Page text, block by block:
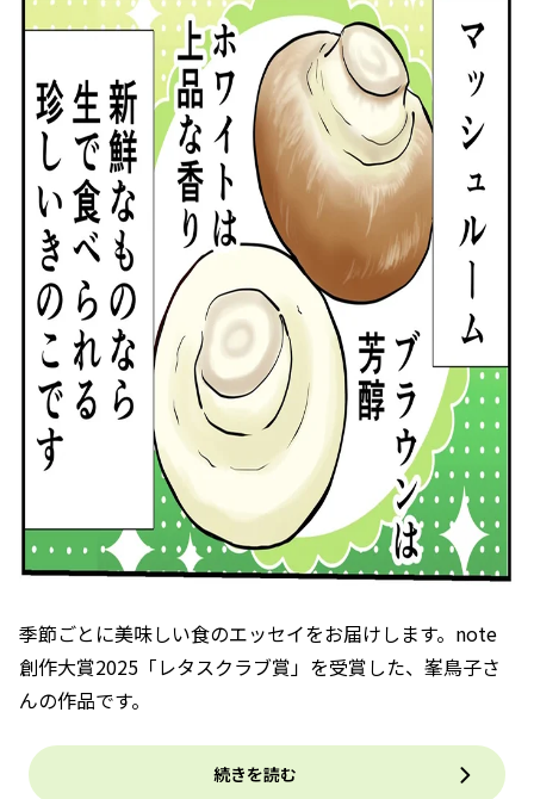
季節ごとに美味しい食のエッセイをお届けします。note
創作大賞2025「レタスクラブ賞」を受賞した、峯鳥子さ
んの作品です。
続きを読む